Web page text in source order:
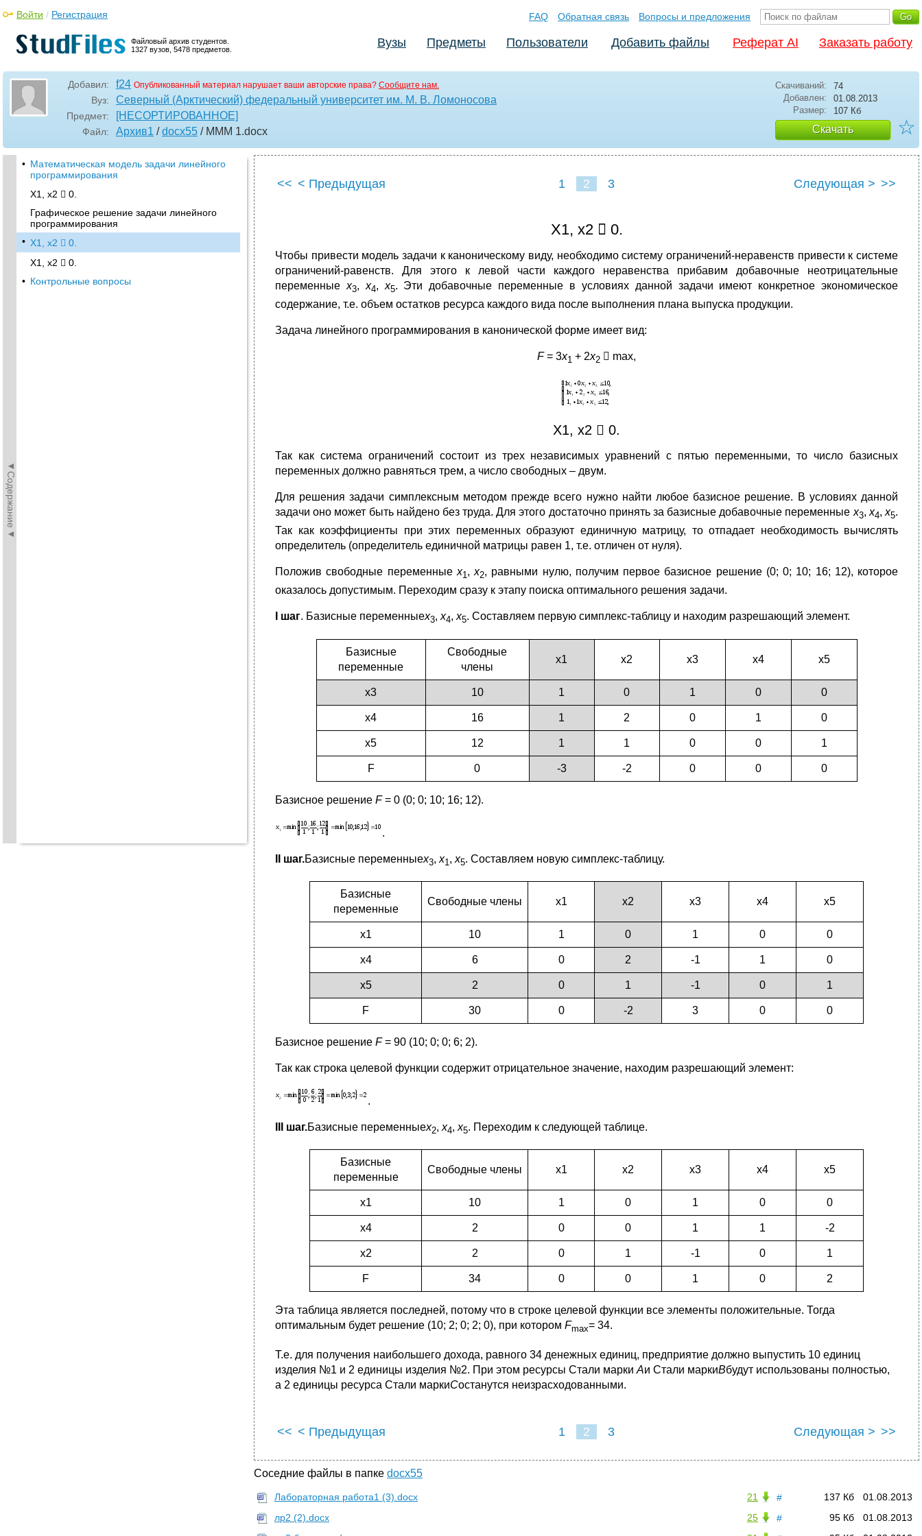
Файловый архив студентов.
1327 вузов, 5478 предметов.
Войти / Регистрация FAQ Обратная связь Вопросы и предложения
Вузы Предметы Пользователи Добавить файлы Реферат AI Заказать работу
Добавил: f24 Опубликованный материал нарушает ваши авторские права? Сообщите нам.
Вуз: Северный (Арктический) федеральный университет им. М. В. Ломоносова
Предмет: [НЕСОРТИРОВАННОЕ]
Файл: Архив1 /docx55 / МММ 1.docx
Скачиваний:
74
Добавлен:
01.08.2013
Размер:
107 Кб
Скачать ☆
◄Содержание◄
• Математическая модель задачи линейного
программирования
X1, x2  0.
Графическое решение задачи линейного
программирования
• X1, x2  0.
X1, x2  0.
• Контрольные вопросы
<< < Предыдущая 1 2 3 Следующая > >>
X1, x2  0.
Чтобы привести модель задачи к каноническому виду, необходимо систему ограничений-неравенств привести к системе
ограничений-равенств. Для этого к левой части каждого неравенства прибавим добавочные неотрицательные
переменные х3, x4, x5. Эти добавочные переменные в условиях данной задачи имеют конкретное экономическое
содержание, т.е. объем остатков ресурса каждого вида после выполнения плана выпуска продукции.
Задача линейного программирования в канонической форме имеет вид:
F= 3x1 + 2x2  max,
X1, x2  0.
Так как система ограничений состоит из трех независимых уравнений с пятью переменными, то число базисных
переменных должно равняться трем, а число свободных – двум.
Для решения задачи симплексным методом прежде всего нужно найти любое базисное решение. В условиях данной
задачи оно может быть найдено без труда. Для этого достаточно принять за базисные добавочные переменные х3, х4,х5.
Так как коэффициенты при этих переменных образуют единичную матрицу, то отпадает необходимость вычислять
определитель (определитель единичной матрицы равен 1, т.е. отличен от нуля).
Положив свободные переменные х1, х2, равными нулю, получим первое базисное решение (0; 0; 10; 16; 12), которое
оказалось допустимым. Переходим сразу к этапу поиска оптимального решения задачи.
I шаг. Базисные переменныех3,х4,х5. Составляем первую симплекс-таблицу и находим разрешающий элемент.
Базисные
переменные
Свободные
члены
х1 х2 х3 х4 х5
х3 10 1 0 1 0 0
х4 16 1 2 0 1 0
х5 12 1 1 0 0 1
F 0 -3 -2 0 0 0
Базисное решение F = 0 (0; 0; 10; 16; 12).
.
II шаг.Базисные переменныех3, х1 , х5. Составляем новую симплекс-таблицу.
Базисные
переменные
Свободные члены х1 х2 х3 х4 х5
х1 10 1 0 1 0 0
х4 6 0 2 -1 1 0
х5 2 0 1 -1 0 1
F 30 0 -2 3 0 0
Базисное решение F= 90 (10; 0; 0; 6; 2).
Так как строка целевой функции содержит отрицательное значение, находим разрешающий элемент:
.
III шаг.Базисные переменныех2, х4, х5. Переходим к следующей таблице.
Базисные
переменные
Свободные члены х1 х2 х3 х4 х5
х1 10 1 0 1 0 0
х4 2 0 0 1 1 -2
х2 2 0 1 -1 0 1
F 34 0 0 1 0 2
Эта таблица является последней, потому что в строке целевой функции все элементы положительные. Тогда
оптимальным будет решение (10; 2; 0; 2; 0), при котором Fmax= 34.
Т.е. для получения наибольшего дохода, равного 34 денежных единиц, предприятие должно выпустить 10 единиц
изделия №1 и 2 единицы изделия №2. При этом ресурсы Стали марки Аи Стали маркиBбудут использованы полностью,
а 2 единицы ресурса Стали маркиCостанутся неизрасходованными.
<< < Предыдущая 1 2 3 Следующая > >>
Соседние файлы в папке docx55
# 01.08.2013
137 Кб
21
Лабораторная работа1 (3).docx
#
01.08.2013
95 Кб
25
лр2 (2).docx